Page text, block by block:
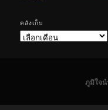
คลังเก็บ
คลัง
ภูมิใจน